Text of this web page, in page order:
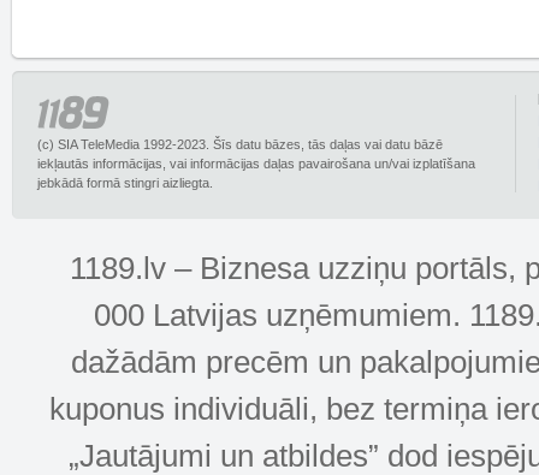
(c) SIA TeleMedia 1992-2023. Šīs datu bāzes, tās daļas vai datu bāzē
iekļautās informācijas, vai informācijas daļas pavairošana un/vai izplatīšana
jebkādā formā stingri aizliegta.
1189.lv – Biznesa uzziņu portāls,
000 Latvijas uzņēmumiem.
dažādām precēm un
kuponus individuāli, bez termiņa
„Jautājumi un atbildes” dod